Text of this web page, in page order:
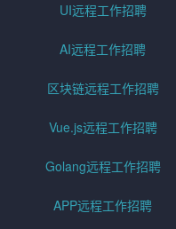
UI远程工作招聘
AI远程工作招聘
区块链远程工作招聘
Vue.js远程工作招聘
Golang远程工作招聘
APP远程工作招聘